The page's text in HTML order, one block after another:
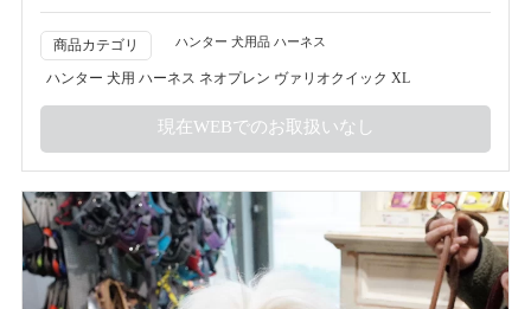
商品カテゴリ ハンター 犬用品 ハーネス
ハンター 犬用 ハーネス ネオプレン ヴァリオクイック XL